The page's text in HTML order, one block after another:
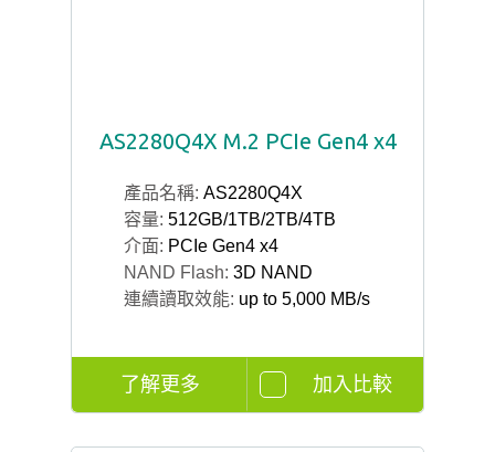
AS2280Q4X M.2 PCIe Gen4 x4
產品名稱: AS2280Q4X
容量: 512GB/1TB/2TB/4TB
介面: PCIe Gen4 x4
NAND Flash: 3D NAND
連續讀取效能: up to 5,000 MB/s
了解更多 加入比較